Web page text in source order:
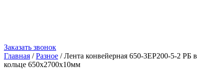
Заказать звонок
Главная /Разное / Лента конвейерная 650-3ЕР200-5-2 РБ в
кольце 650х2700х10мм